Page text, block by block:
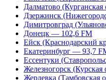
Далматово
Дзержинск
Димитровград
Донецк — 102,6 FM
Ейск (Краснодарский
Екатеринбург — 93,7
Ессентуки
Железногорск
Жердевка (Тамбовская